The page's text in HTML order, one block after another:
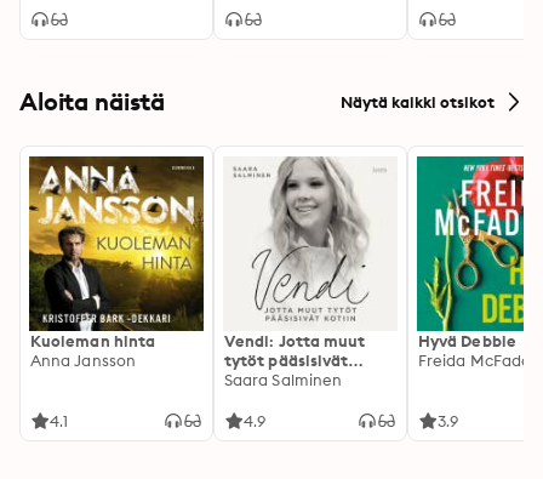
Aloita näistä Näytä kaikki otsikot
Kuoleman hinta
Anna Jansson
4.1
Vendi: Jotta muut
tytöt pääsisivät
kotiin
Saara Salminen
4.9
Hyvä Debbie
Freida
3.9